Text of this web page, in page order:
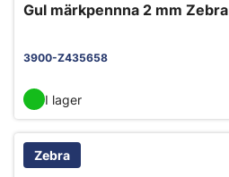
Gul märkpennna 2 mm Zebra
3900-Z435658
I lager
Zebra